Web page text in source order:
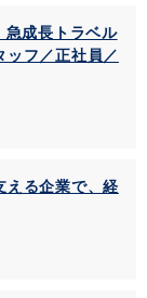
急成長トラベル
ッフ／正社員／
える企業で、経